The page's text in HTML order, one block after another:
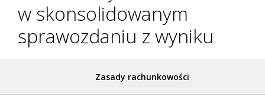
w skonsolidowanym
sprawozdaniu z wyniku
Zasady rachunkowości